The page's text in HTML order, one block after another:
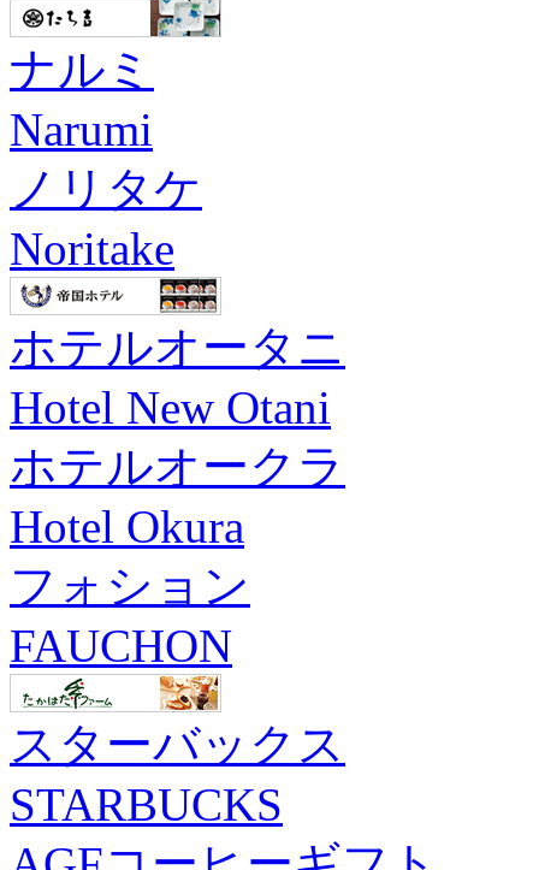
ナルミ
Narumi
ノリタケ
Noritake
ホテルオータニ
Hotel New Otani
ホテルオークラ
Hotel Okura
フォション
FAUCHON
スターバックス
STARBUCKS